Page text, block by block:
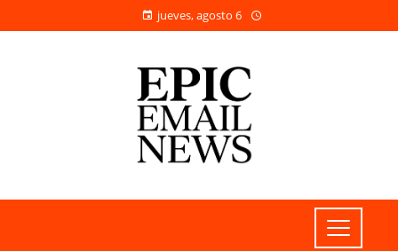
jueves, agosto 6